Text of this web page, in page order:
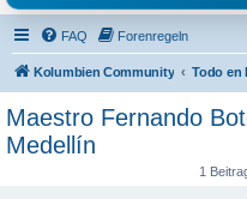
FAQ Forenregeln
Kolumbien Community Todo en
Maestro Fernando
Medellín
1